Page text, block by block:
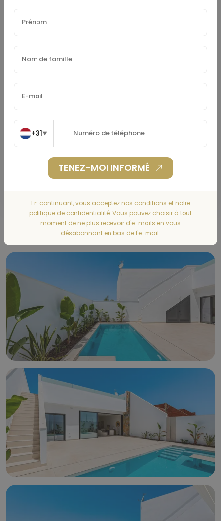
+31▼
TENEZ-MOI INFORMÉ
En continuant, vous acceptez nos conditions et notre
politique de confidentialité. Vous pouvez choisir à tout
moment de ne plus recevoir d'e-mails en vous
désabonnant en bas de l'e-mail.
Taxe Foncière(€)
CALCULER
Gallery